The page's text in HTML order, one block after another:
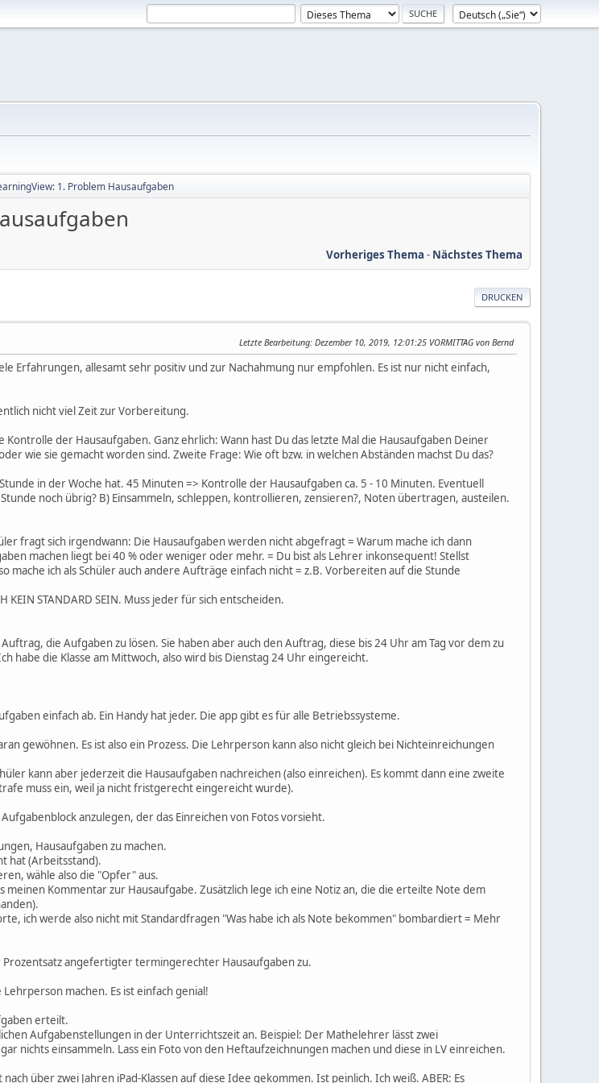
1. Problem Hausaufgaben
Vorheriges Thema - Nächstes Thema
DRUCKEN
Letzte Bearbeitung: Dezember 10, 2019, 12:01:25 VORMITTAG von Bernd
Erfahrungen, allesamt sehr positiv und zur Nachahmung nur empfohlen. Es ist nur nicht einfach,
nicht viel Zeit zur Vorbereitung.
der Hausaufgaben. Ganz ehrlich: Wann hast Du das letzte Mal die Hausaufgaben Deiner
wie sie gemacht worden sind. Zweite Frage: Wie oft bzw. in welchen Abständen machst Du das?
in der Woche hat. 45 Minuten => Kontrolle der Hausaufgaben ca. 5 - 10 Minuten. Eventuell
noch übrig? B) Einsammeln, schleppen, kontrollieren, zensieren?, Noten übertragen, austeilen.
fragt sich irgendwann: Die Hausaufgaben werden nicht abgefragt = Warum mache ich dann
machen liegt bei 40 % oder weniger oder mehr. = Du bist als Lehrer inkonsequent! Stellst
ich als Schüler auch andere Aufträge einfach nicht = z.B. Vorbereiten auf die Stunde
KEIN STANDARD SEIN. Muss jeder für sich entscheiden.
die Aufgaben zu lösen. Sie haben aber auch den Auftrag, diese bis 24 Uhr am Tag vor dem zu
habe die Klasse am Mittwoch, also wird bis Dienstag 24 Uhr eingereicht.
einfach ab. Ein Handy hat jeder. Die app gibt es für alle Betriebssysteme.
gewöhnen. Es ist also ein Prozess. Die Lehrperson kann also nicht gleich bei Nichteinreichungen
kann aber jederzeit die Hausaufgaben nachreichen (also einreichen). Es kommt dann eine zweite
muss ein, weil ja nicht fristgerecht eingereicht wurde).
anzulegen, der das Einreichen von Fotos vorsieht.
Hausaufgaben zu machen.
hat (Arbeitsstand).
wähle also die "Opfer" aus.
meinen Kommentar zur Hausaufgabe. Zusätzlich lege ich eine Notiz an, die die erteilte Note dem
ich werde also nicht mit Standardfragen "Was habe ich als Note bekommen" bombardiert = Mehr
angefertigter termingerechter Hausaufgaben zu.
Lehrperson machen. Es ist einfach genial!
erteilt.
Aufgabenstellungen in der Unterrichtszeit an. Beispiel: Der Mathelehrer lässt zwei
nichts einsammeln. Lass ein Foto von den Heftaufzeichnungen machen und diese in LV einreichen.
über zwei Jahren iPad-Klassen auf diese Idee gekommen. Ist peinlich. Ich weiß. ABER: Es